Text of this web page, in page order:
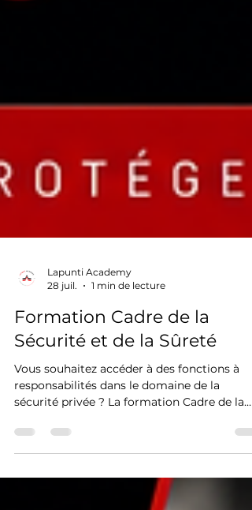
28 juil.
1 min de lecture
Formation Cadre de la
Sécurité et de la Sûreté
Vous souhaitez accéder à des fonctions à
sécurité privée ? La formation Cadre de la
Sécurité et de la Sûreté de Lapunti Academy
a été conçue pour les professionnels